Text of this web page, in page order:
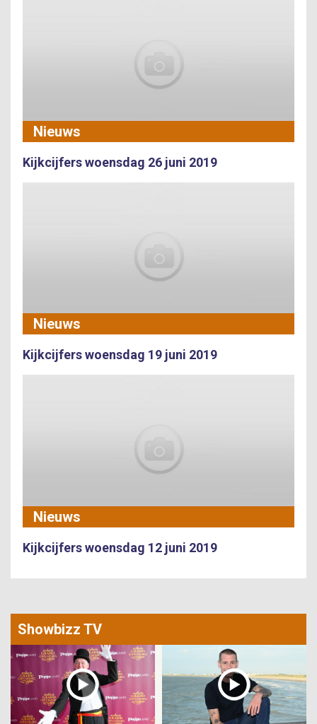
Nieuws
Kijkcijfers woensdag 26 juni 2019
Nieuws
Kijkcijfers woensdag 19 juni 2019
Nieuws
Kijkcijfers woensdag 12 juni 2019
Showbizz TV